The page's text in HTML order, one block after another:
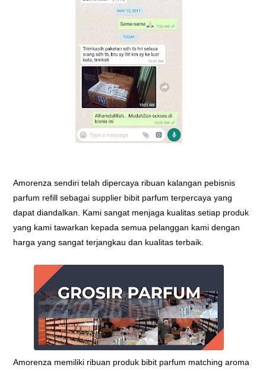
Amorenza sendiri telah dipercaya ribuan kalangan pebisnis
parfum refill sebagai supplier bibit parfum terpercaya yang
dapat diandalkan. Kami sangat menjaga kualitas setiap produk
yang kami tawarkan kepada semua pelanggan kami dengan
harga yang sangat terjangkau dan kualitas terbaik.
Amorenza memiliki ribuan produk bibit parfum matching aroma